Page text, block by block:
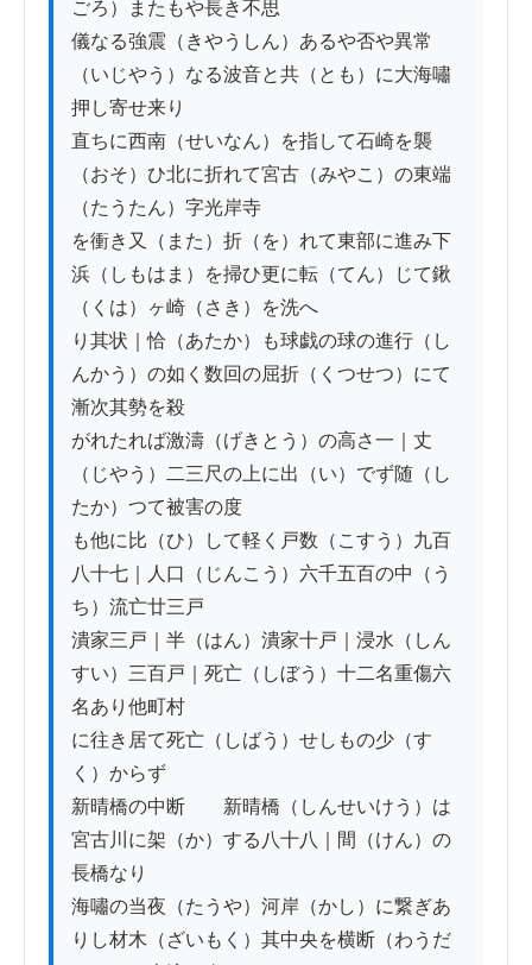
ごろ）またもや長き不思
儀なる強震（きやうしん）あるや否や異常
（いじやう）なる波音と共（とも）に大海嘯
押し寄せ来り
直ちに西南（せいなん）を指して石崎を襲
（おそ）ひ北に折れて宮古（みやこ）の東端
（たうたん）字光岸寺
を衝き又（また）折（を）れて東部に進み下
浜（しもはま）を掃ひ更に転（てん）じて鍬
（くは）ヶ崎（さき）を洗へ
り其状｜恰（あたか）も球戯の球の進行（し
んかう）の如く数回の屈折（くつせつ）にて
漸次其勢を殺
がれたれば激濤（げきとう）の高さ一｜丈
（じやう）二三尺の上に出（い）でず随（し
たか）つて被害の度
も他に比（ひ）して軽く戸数（こすう）九百
八十七｜人口（じんこう）六千五百の中（う
ち）流亡廿三戸
潰家三戸｜半（はん）潰家十戸｜浸水（しん
すい）三百戸｜死亡（しぼう）十二名重傷六
名あり他町村
に往き居て死亡（しばう）せしもの少（す
く）からず
新晴橋の中断　　新晴橋（しんせいけう）は
宮古川に架（か）する八十八｜間（けん）の
長橋なり
海嘯の当夜（たうや）河岸（かし）に繋ぎあ
りし材木（ざいもく）其中央を横断（わうだ